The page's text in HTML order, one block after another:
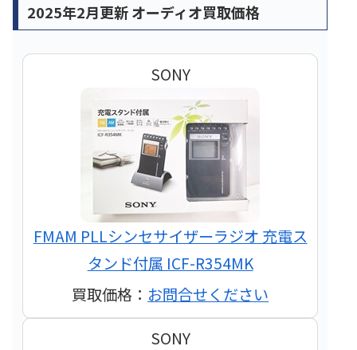
2025年2月更新 オーディオ買取価格
SONY
FMAM PLLシンセサイザーラジオ 充電ス
タンド付属 ICF-R354MK
買取価格： お問合せください
SONY